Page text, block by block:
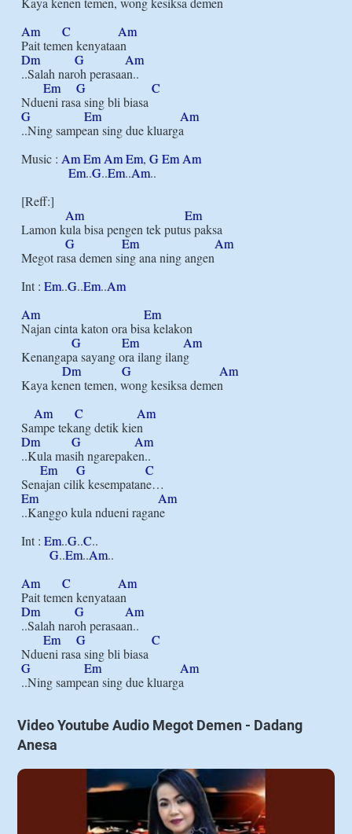
Am
C
Am
Dm
G
Am
..Salah naroh perasaan..
Em
G
C
G
Em
Am
..Ning sampean sing due kluarga
Music : AmEm AmEm, GEm Am
Em..G..Em..Am..
[Reff:]
Am
Em
Lamon kula bisa pengen tek putus paksa
G
Em
Am
Megot rasa demen sing ana ning angen
Int : Em..G..Em..Am
Am
Em
Najan cinta katon ora bisa kelakon
G
Em
Am
Kenangapa sayang ora ilang ilang
Dm
G
Am
Kaya kenen temen, wong kesiksa demen
Am
C
Am
Dm
G
Am
..Kula masih ngarepaken..
Em
G
C
Em
Am
..Kanggo kula ndueni ragane
Int : Em..G..C..
G..Em..Am..
Am
C
Am
Dm
G
Am
..Salah naroh perasaan..
Em
G
C
G
Em
Am
Video Youtube Audio Megot Demen - Dadang
Anesa